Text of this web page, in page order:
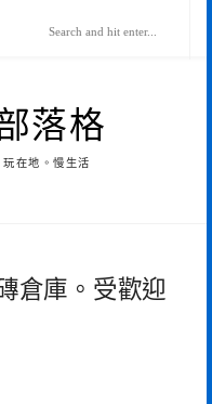
落格
在地。慢生活
倉庫。受歡迎